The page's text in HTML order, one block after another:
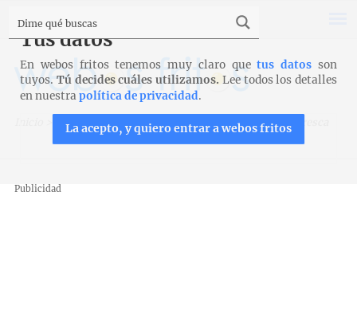
Recetas Ensaladas Ensalada de pasta con ventresca
Publicidad
Tus datos
En webos fritos tenemos muy claro quetus datos son
tuyos. Tú decides cuáles utilizamos. Lee todos los detalles
en nuestrapolítica de privacidad.
La acepto, y quiero entrar a webos fritos